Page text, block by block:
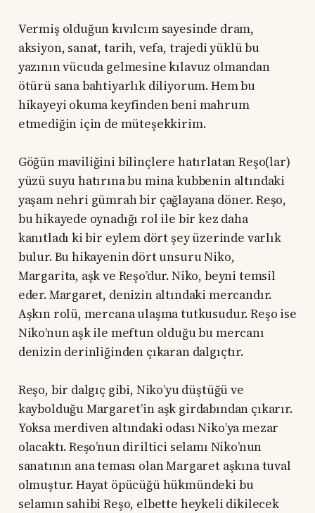
Vermiş olduğun kıvılcım sayesinde dram,
aksiyon, sanat, tarih, vefa, trajedi yüklü bu
yazının vücuda gelmesine kılavuz olmandan
ötürü sana bahtiyarlık diliyorum. Hem bu
hikayeyi okuma keyfinden beni mahrum
etmediğin için de müteşekkirim.
Göğün maviliğini bilinçlere hatırlatan Reşo(lar)
yüzü suyu hatırına bu mina kubbenin altındaki
yaşam nehri gümrah bir çağlayana döner. Reşo,
bu hikayede oynadığı rol ile bir kez daha
kanıtladı ki bir eylem dört şey üzerinde varlık
bulur. Bu hikayenin dört unsuru Niko,
Margarita, aşk ve Reşo’dur. Niko, beyni temsil
eder. Margaret, denizin altındaki mercandır.
Aşkın rolü, mercana ulaşma tutkusudur. Reşo ise
Niko’nun aşk ile meftun olduğu bu mercanı
denizin derinliğinden çıkaran dalgıçtır.
Reşo, bir dalgıç gibi, Niko’yu düştüğü ve
kaybolduğu Margaret’in aşk girdabından çıkarır.
Yoksa merdiven altındaki odası Niko’ya mezar
olacaktı. Reşo’nun diriltici selamı Niko’nun
sanatının ana teması olan Margaret aşkına tuval
olmuştur. Hayat öpücüğü hükmündeki bu
selamın sahibi Reşo, elbette heykeli dikilecek